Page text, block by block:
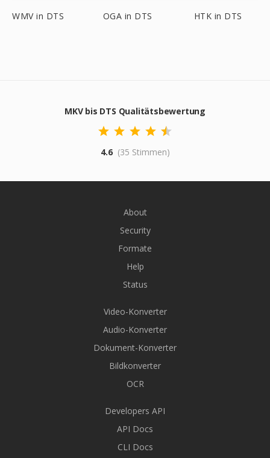
WMV in DTS OGA in DTS HTK in DTS
MKV bis DTS Qualitätsbewertung
4.6 (35 Stimmen)
About
Security
Formate
Help
Status
Video-Konverter
Audio-Konverter
Dokument-Konverter
Bildkonverter
OCR
Developers API
API Docs
CLI Docs